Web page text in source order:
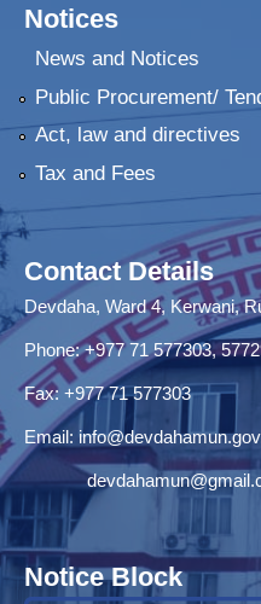
Notices
News and Notices
Public Procurement/
Act, law and directives
Tax and Fees
Contact Details
Devdaha, Ward 4, Kerwani,
Phone: +977 71 577303,
Fax: +977 71 577303
Email:
Notice Block